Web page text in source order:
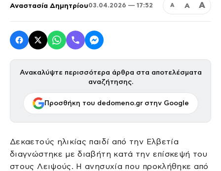
Αναστασία Δημητρίου03.04.2026 — 17:52 Α Α Α
Ανακαλύψτε περισσότερα άρθρα στα αποτελέσματα
αναζήτησης.
Προσθήκη του dedomeno.gr στην Google
Δεκαετούς ηλικίας παιδί από την Ελβετία
διαγνώστηκε με διαβήτη κατά την επίσκεψή του
στους Λειψούς. Η ανησυχία που προκλήθηκε από